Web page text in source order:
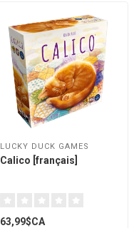
LUCKY DUCK GAMES
Calico [français]
63,99$CA